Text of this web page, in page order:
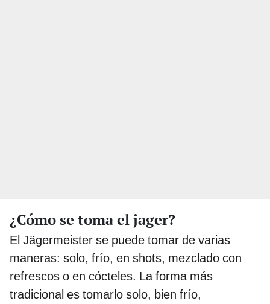
¿Cómo se toma el jager?
El Jägermeister se puede tomar de varias
maneras: solo, frío, en shots, mezclado con
refrescos o en cócteles. La forma más
tradicional es tomarlo solo, bien frío,